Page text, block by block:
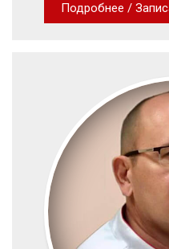
Подробнее /